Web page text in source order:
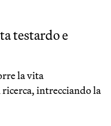
testardo e
la vita
intrecciando la